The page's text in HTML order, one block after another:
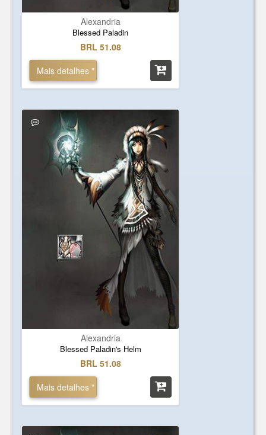
Alexandria
Blessed Paladin
BRL 51.08
Mais detalhes "
Alexandria
Blessed Paladin's Helm
BRL 51.08
Mais detalhes "